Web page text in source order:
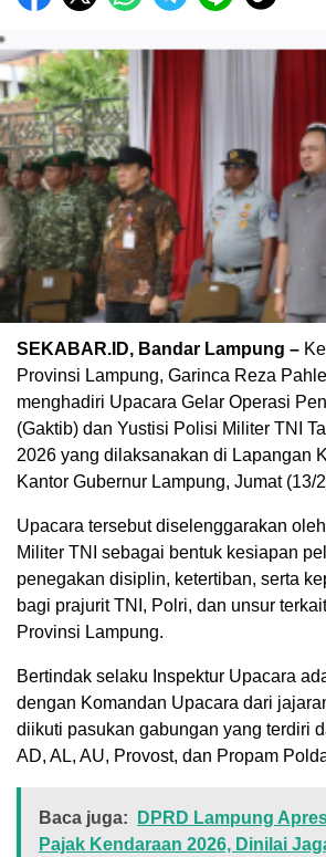
SEKABAR.ID, Bandar Lampung –
Provinsi Lampung, Garinca Reza
menghadiri Upacara Gelar Operasi
(Gaktib) dan Yustisi Polisi Militer TNI
2026 yang dilaksanakan di Lapangan
Kantor Gubernur Lampung, Jumat (13/
Upacara tersebut diselenggarakan
Militer TNI sebagai bentuk kesiapan
penegakan disiplin, ketertiban, serta
bagi prajurit TNI, Polri, dan unsur
Provinsi Lampung.
Bertindak selaku Inspektur Upacara
dengan Komandan Upacara dari
diikuti pasukan gabungan yang terdiri
AD, AL, AU, Provost, dan Propam
Baca juga:
DPRD Lampung
Pajak Kendaraan 2026, Dinilai